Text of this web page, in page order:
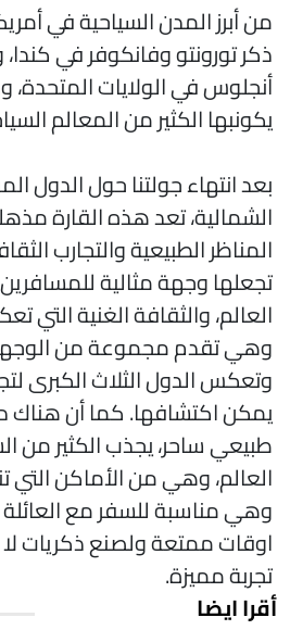
أبرز المدن السياحية في
تورونتو وفانكوفر في كندا،
في الولايات المتحدة،
الكثير من المعالم
انتهاء جولتنا حول الدول
تعد هذه القارة مذهلة
الطبيعية والتجارب
وجهة مثالية للمسافرين
والثقافة الغنية التي
تقدم مجموعة من الوجهات
الدول الثلاث الكبرى
اكتشافها. كما أن هناك
ساحر، يجذب الكثير من
وهي من الأماكن التي
مناسبة للسفر مع العائلة
ممتعة ولصنع ذكريات لا
مميزة.
ايضا